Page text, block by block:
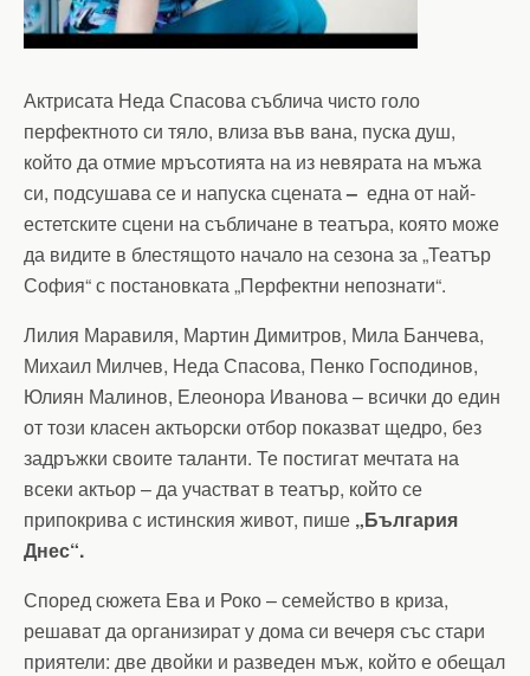
Актрисата Неда Спасова съблича чисто голо
перфектното си тяло, влиза във вана, пуска душ,
който да отмие мръсотията на из невярата на мъжа
си, подсушава се и напуска сцената– една от най-
естетските сцени на събличане в театъра, която може
да видите в блестящото начало на сезона за „Театър
София“ с постановката „Перфектни непознати“.
Лилия Маравиля, Мартин Димитров, Мила Банчева,
Михаил Милчев, Неда Спасова, Пенко Господинов,
Юлиян Малинов, Елеонора Иванова – всички до един
от този класен актьорски отбор показват щедро, без
задръжки своите таланти. Те постигат мечтата на
всеки актьор – да участват в театър, който се
припокрива с истинския живот, пише „България
Днес“.
Според сюжета Ева и Роко – семейство в криза,
решават да организират у дома си вечеря със стари
приятели: две двойки и разведен мъж, който е обещал